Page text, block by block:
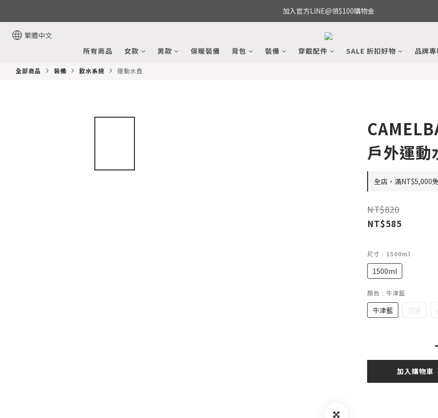
加入官方LINE@領$100購物金
繁體中文
所有商品
女款 男款 保暖裝備 背包 裝備 穿戴配件 SALE 折扣好物 品牌
全部商品 裝備 飲水系統 運動水壺
戶外運
全店，滿NT$5,000
NT$820
NT$585
尺寸 : 1500ml
1500ml
顏色 : 牛津藍
牛津藍 炭黑
加入購物車